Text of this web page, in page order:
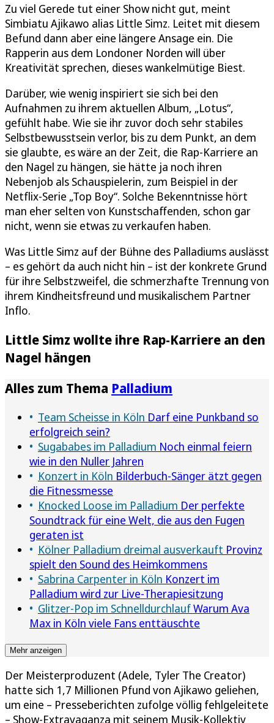
Zu viel Gerede tut einer Show nicht gut, meint
Simbiatu Ajikawo alias Little Simz. Leitet mit diesem
Befund dann aber eine längere Ansage ein. Die
Rapperin aus dem Londoner Norden will über
Kreativität sprechen, dieses wankelmütige Biest.
Darüber, wie wenig inspiriert sie sich bei den
Aufnahmen zu ihrem aktuellen Album, „Lotus“,
gefühlt habe. Wie sie ihr zuvor doch sehr stabiles
Selbstbewusstsein verlor, bis zu dem Punkt, an dem
sie glaubte, es wäre an der Zeit, die Rap-Karriere an
den Nagel zu hängen, sie hätte ja noch ihren
Nebenjob als Schauspielerin, zum Beispiel in der
Netflix-Serie „Top Boy“. Solche Bekenntnisse hört
man eher selten von Kunstschaffenden, schon gar
nicht, wenn sie etwas zu verkaufen haben.
Was Little Simz auf der Bühne des Palladiums auslässt
– es gehört da auch nicht hin – ist der konkrete Grund
für ihre Selbstzweifel, die schmerzhafte Trennung von
ihrem Kindheitsfreund und musikalischem Partner
Inflo.
Little Simz wollte ihre Rap-Karriere an den
Nagel hängen
Alles zum Thema Palladium
Team Scheisse in Köln Darf eine Punkband so
erfolgreich sein?
Sugababes im Palladium Noch einmal feiern
wie in den Nuller Jahren
Konzert in Köln Bilderbuch-Sänger ätzt gegen
die Fitnessmesse
Knocked Loose im Palladium Der perfekte
Soundtrack für eine Welt, die aus den Fugen
geraten ist
Kölner Palladium dreimal ausverkauft Provinz
spielt den Sound des Heimkommens
Sabrina Carpenter in Köln Konzert im
Palladium wird zur Live-Therapiesitzung
Glitzer-Pop im SchnelldurchlaufWarum Ava
Max in Köln viele Fans enttäuschte
Mehr anzeigen
Der Meisterproduzent (Adele, Tyler The Creator)
hatte sich 1,7 Millionen Pfund von Ajikawo geliehen,
um eine – Presseberichten zufolge völlig fehlgeleitete
– Show-Extravaganza mit seinem Musik-Kollektiv